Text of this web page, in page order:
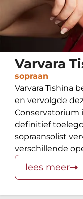
Varvara
sopraan
Varvara Tishina
en vervolgde
Conservatorium
definitief
sopraansolist
verschillende
lees meer